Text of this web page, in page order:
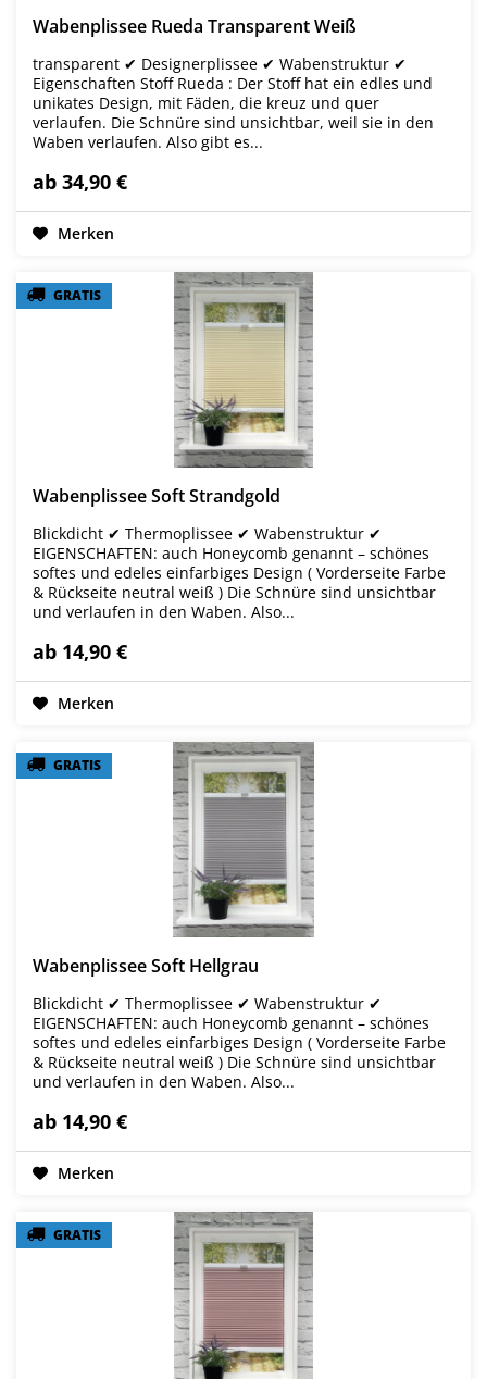
Wabenplissee Rueda Transparent Weiß
transparent ✔ Designerplissee ✔ Wabenstruktur ✔
Eigenschaften Stoff Rueda : Der Stoff hat ein edles und
unikates Design, mit Fäden, die kreuz und quer
verlaufen. Die Schnüre sind unsichtbar, weil sie in den
Waben verlaufen. Also gibt es...
ab 34,90 €
Merken
GRATIS
GRATIS
Wabenplissee Soft Strandgold
Blickdicht ✔ Thermoplissee ✔ Wabenstruktur ✔
EIGENSCHAFTEN: auch Honeycomb genannt – schönes
softes und edeles einfarbiges Design ( Vorderseite Farbe
& Rückseite neutral weiß ) Die Schnüre sind unsichtbar
und verlaufen in den Waben. Also...
ab 14,90 €
Merken
GRATIS
GRATIS
Wabenplissee Soft Hellgrau
Blickdicht ✔ Thermoplissee ✔ Wabenstruktur ✔
EIGENSCHAFTEN: auch Honeycomb genannt – schönes
softes und edeles einfarbiges Design ( Vorderseite Farbe
& Rückseite neutral weiß ) Die Schnüre sind unsichtbar
und verlaufen in den Waben. Also...
ab 14,90 €
Merken
GRATIS
GRATIS